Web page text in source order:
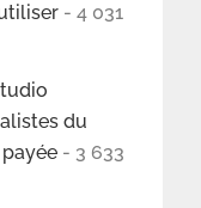
- 4 031
du
- 3 633